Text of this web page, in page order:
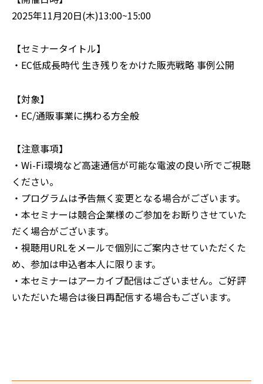
2025年11月20日(木)13:00~15:00
【セミナータイトル】
・EC低成長時代 生き残りをかけた販売戦略 事例公開
【対象】
・EC/通販事業に携わる方全般
【注意事項】
‍・Wi-Fi環境など高速通信が可能な電波の良い所でご視聴
ください。
・プログラムは予告無く変更となる場合がございます。
・本セミナーは競合企業様のご参加をお断りさせていた
だく場合がございます。
・視聴用URLをメールで個別にご案内させていただくた
め、参加は申込者本人に限ります。
・本セミナーはアーカイブ配信はございません。ご好評
いただいた場合は後日再配信する場合もございます。